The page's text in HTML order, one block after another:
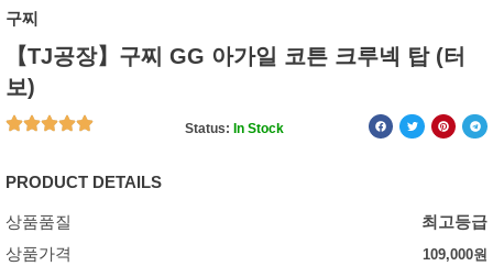
구찌
【TJ공장】구찌 GG 아가일 코튼 크루넥 탑 (터
보)
Status: In Stock
PRODUCT DETAILS
상품품질
최고등급
상품가격
109,000원